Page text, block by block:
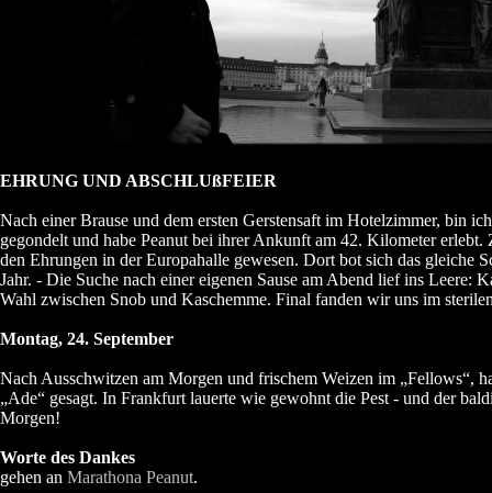
EHRUNG UND ABSCHLUßFEIER
Nach einer Brause und dem ersten Gerstensaft im Hotelzimmer, bin
gegondelt und habe Peanut bei ihrer Ankunft am 42. Kilometer erlebt.
den Ehrungen in der Europahalle gewesen. Dort bot sich das gleiche
Jahr. - Die Suche nach einer eigenen Sause am Abend lief ins Leere:
Wahl zwischen Snob und Kaschemme. Final fanden wir uns im
Montag, 24. September
Nach Ausschwitzen am Morgen und frischem Weizen im „Fellows“,
„Ade“ gesagt. In Frankfurt lauerte wie gewohnt die Pest - und der
Morgen!
Worte des Dankes
gehen an Marathona Peanut.